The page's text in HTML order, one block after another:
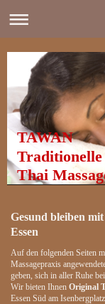
TAWAN
Thai
Gesund bleiben mit
Essen
Auf den folgenden Seiten
Massagepraxis
geben, sich in aller Ruhe
Wir bieten Ihnen Original
Essen Süd am